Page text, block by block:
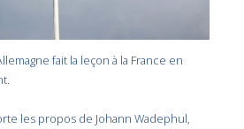
fait la leçon à la France en
les propos de Johann Wadephul,